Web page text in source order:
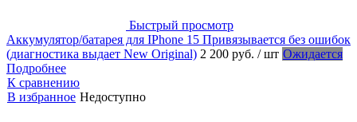
Быстрый просмотр
Аккумулятор/батарея для IPhone 15 Привязывается без ошибок
(диагностика выдает New Original) 2 200 руб. / шт Ожидается
Подробнее
К сравнению
В избранное Недоступно